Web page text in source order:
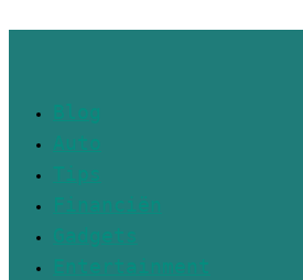
Blog
Auto
Tips
Financiën
Gadgets
Entertainment